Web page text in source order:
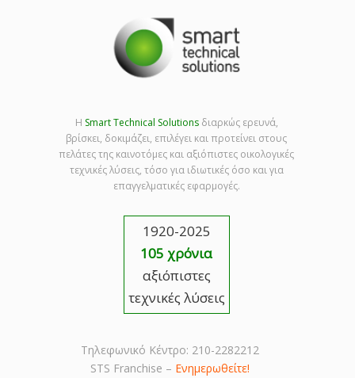
Η Smart Technical Solutionsδιαρκώς ερευνά,
βρίσκει, δοκιμάζει, επιλέγει και προτείνει στους
πελάτες της καινοτόμες και αξιόπιστες οικολογικές
τεχνικές λύσεις, τόσο για ιδιωτικές όσο και για
επαγγελματικές εφαρμογές.
1920-2025
105 χρόνια
αξιόπιστες
τεχνικές λύσεις
Τηλεφωνικό Κέντρο: 210-2282212
STS Franchise – Ενημερωθείτε!